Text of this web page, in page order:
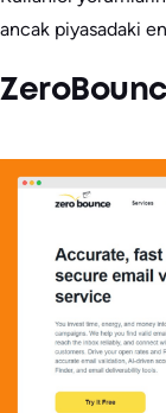
ancak piyasadaki